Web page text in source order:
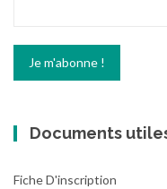
Documents
Fiche D'inscription